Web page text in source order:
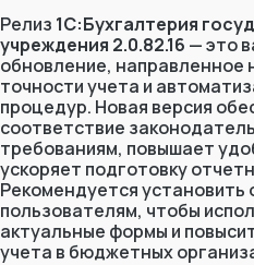
Релиз 1С:Бухгалтерия
учреждения 2.0.82.16 — это
обновление, направленное
точности учета и
процедур. Новая версия
соответствие
требованиям, повышает
ускоряет подготовку
Рекомендуется установить
пользователям, чтобы
актуальные формы и
учета в бюджетных